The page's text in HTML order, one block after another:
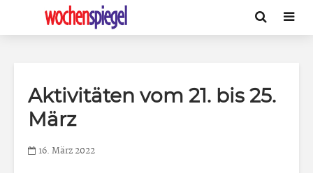
Aktivitäten vom 21. bis 25.
März
16. März 2022